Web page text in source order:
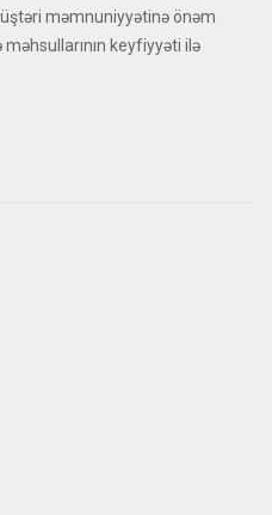
məmnuniyyətinə önəm
keyfiyyəti ilə